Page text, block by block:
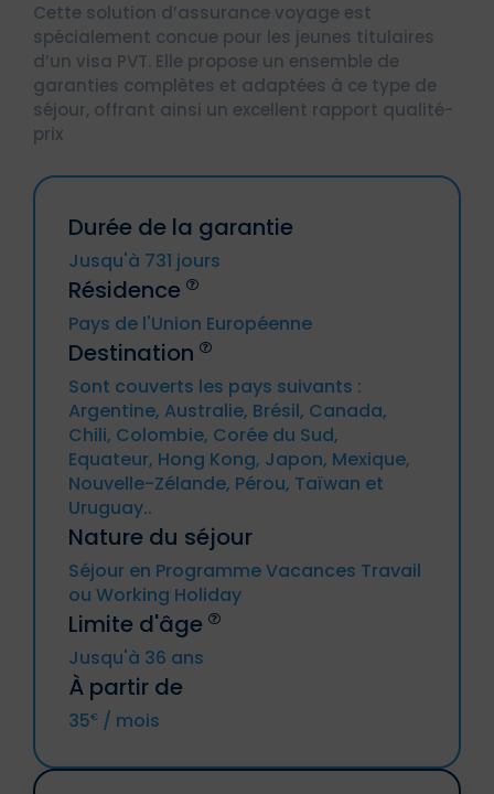
Cette solution d’assurance voyage est
spécialement concue pour les jeunes titulaires
d’un visa PVT. Elle propose un ensemble de
garanties complètes et adaptées à ce type de
séjour, offrant ainsi un excellent rapport qualité-
prix
Durée de la garantie
Jusqu'à 731 jours
Résidence
Allemagne, Autriche, Belgique, Bulgarie,
Chypre, Croatie, Danemark, Espagne,
Estonie, Finlande, France métropolitaine
(y compris DROM et CTOM), Grèce,
Hongrie, Irande, Italie, Lettonie, Lituanie,
Luxembourg, Malte, Pays-Bas, Pologne,
Portugal, République tchèque,
Roumanie, Slovaquie, Slovénie, Suède.
Islande, Liechtenstein, Norvège,
Principautés d’Andorre et de Monaco,
Suisse.
Pays de l'Union Européenne
Destination
Les voyages à destination ou en
provenance de la Russie, de Cuba, de
l'Iran, de la Syrie, de la Corée du Nord, des
régions ukrainiennes de Crimée, de la
République populaire de Donetsk, de la
République populaire de Lougansk ou
un voyage impliquant l'une des ces
Les résidents de l'un des pays
susmentionnés.
Les personnes ou sociétés
sanctionnées.
Sont couverts les pays suivants :
Argentine, Australie, Brésil, Canada,
Chili, Colombie, Corée du Sud,
Equateur, Hong Kong, Japon, Mexique,
Nouvelle-Zélande, Pérou, Taïwan et
Uruguay..
Nature du séjour
Séjour en Programme Vacances Travail
ou Working Holiday
Limite d'âge
Jusqu'à 36 ans
À partir de
35€ / mois